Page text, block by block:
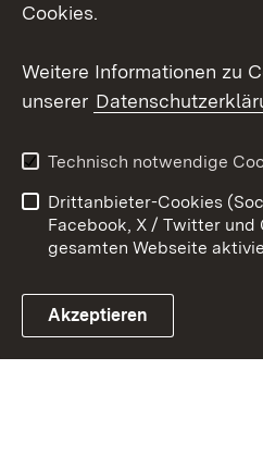
Youtube
Link zum Landesportal
Kontakt
Barrierefreiheit
Impressum
Cookies.
Weitere Informationen zu
unserer
Technisch notwendige
Drittanbieter-Cookies
Facebook, X / Twitter
gesamten Webseite
Akzeptieren